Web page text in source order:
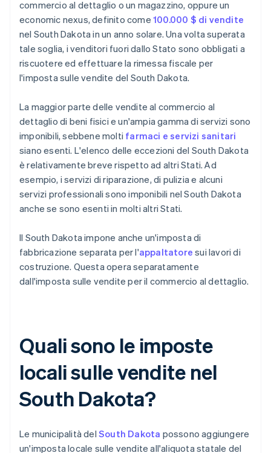
commercio al dettaglio o un magazzino, oppure un
economic nexus, definito come 100.000 $ di vendite
nel South Dakota in un anno solare. Una volta superata
tale soglia, i venditori fuori dallo Stato sono obbligati a
riscuotere ed effettuare la rimessa fiscale per
l'imposta sulle vendite del South Dakota.
La maggior parte delle vendite al commercio al
dettaglio di beni fisici e un'ampia gamma di servizi sono
imponibili, sebbene molti farmaci e servizi sanitari
siano esenti. L'elenco delle eccezioni del South Dakota
è relativamente breve rispetto ad altri Stati. Ad
esempio, i servizi di riparazione, di pulizia e alcuni
servizi professionali sono imponibili nel South Dakota
anche se sono esenti in molti altri Stati.
Il South Dakota impone anche un'imposta di
fabbricazione separata per l'appaltatore sui lavori di
costruzione. Questa opera separatamente
dall'imposta sulle vendite per il commercio al dettaglio.
Quali sono le imposte
locali sulle vendite nel
South Dakota?
Le municipalità del South Dakota possono aggiungere
un'imposta locale sulle vendite all'aliquota statale del